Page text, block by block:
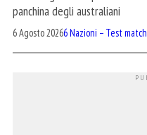
panchina degli australiani
6 Agosto 20266 Nazioni – Test match